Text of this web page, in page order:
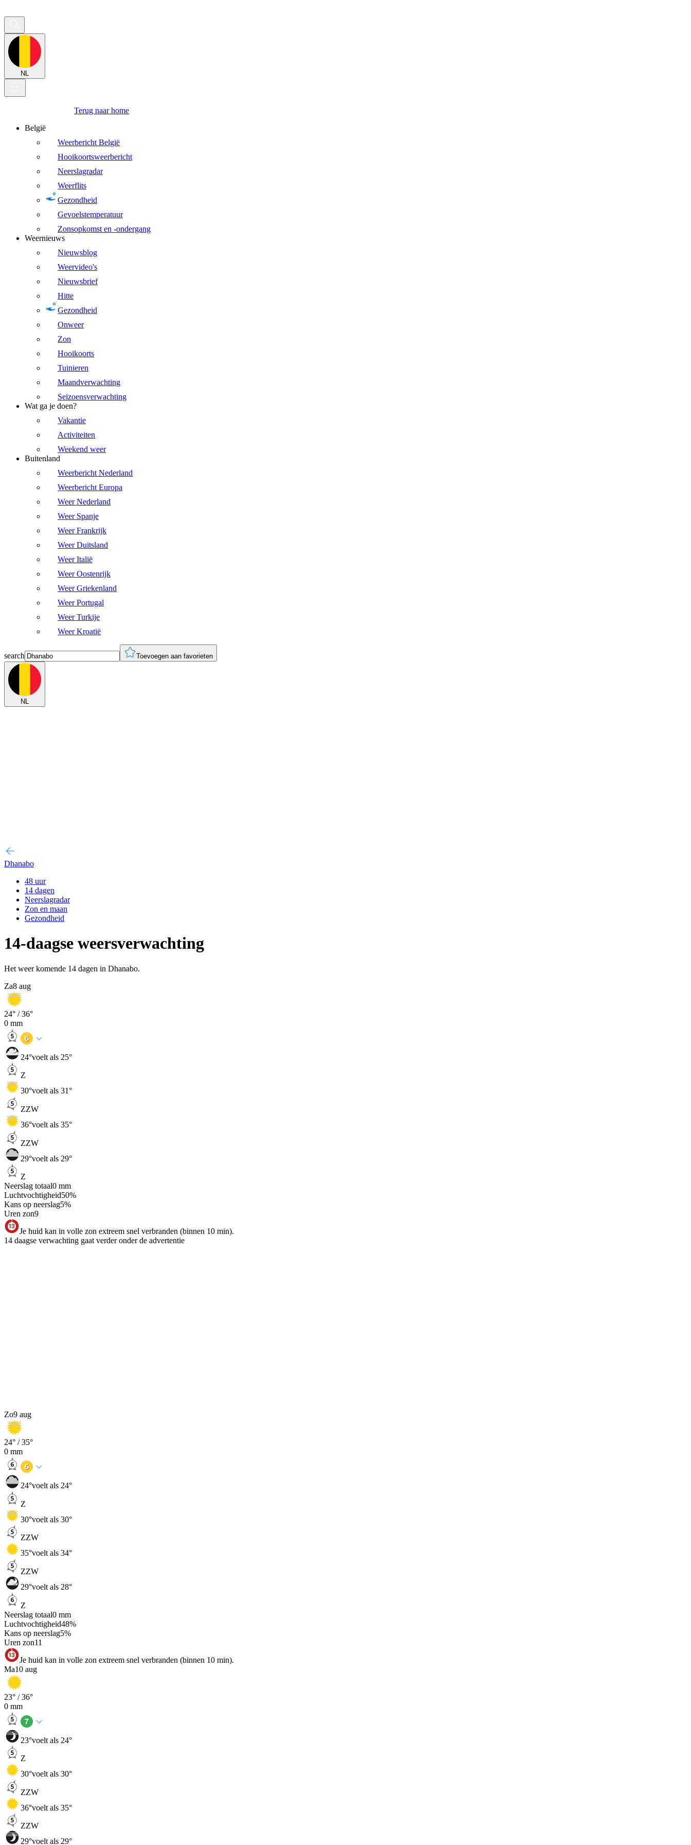
NL
Terug naar home
België
Weerbericht België
Hooikoortsweerbericht
Neerslagradar
Weerflits
Gezondheid
Gevoelstemperatuur
Zonsopkomst en -ondergang
Weernieuws
Nieuwsblog
Weervideo's
Nieuwsbrief
Hitte
Gezondheid
Onweer
Zon
Hooikoorts
Tuinieren
Maandverwachting
Seizoensverwachting
Wat ga je doen?
Vakantie
Activiteiten
Weekend weer
Buitenland
Weerbericht Nederland
Weerbericht Europa
Weer Nederland
Weer Spanje
Weer Frankrijk
Weer Duitsland
Weer Italië
Weer Oostenrijk
Weer Griekenland
Weer Portugal
Weer Turkije
Weer Kroatië
search Toevoegen aan favorieten
NL
Dhanabo
48 uur
14 dagen
Neerslagradar
Zon en maan
Gezondheid
14-daagse weersverwachting
Het weer komende 14 dagen in Dhanabo.
Za8 aug
24° /36°
0 mm
24°voelt als 25°
Z
30°voelt als 31°
ZZW
36°voelt als 35°
ZZW
29°voelt als 29°
Z
Neerslag totaal0 mm
Luchtvochtigheid50%
Kans op neerslag5%
Uren zon9
Je huid kan in volle zon extreem snel verbranden (binnen 10 min).
14 daagse verwachting gaat verder onder de advertentie
Zo9 aug
24° /35°
0 mm
24°voelt als 24°
Z
30°voelt als 30°
ZZW
35°voelt als 34°
ZZW
29°voelt als 28°
Z
Neerslag totaal0 mm
Luchtvochtigheid48%
Kans op neerslag5%
Uren zon11
Je huid kan in volle zon extreem snel verbranden (binnen 10 min).
Ma10 aug
23° /36°
0 mm
23°voelt als 24°
Z
30°voelt als 30°
ZZW
36°voelt als 35°
ZZW
29°voelt als 29°